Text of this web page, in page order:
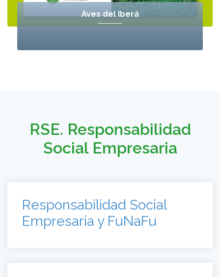
Aves del Iberá
RSE. Responsabilidad
Social Empresaria
Responsabilidad Social
Empresaria y FuNaFu